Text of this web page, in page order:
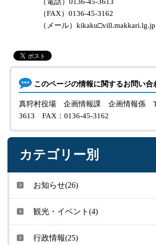
（FAX）0136-45-3162
（メール）kikaku□vill.makkari.lg.jp
このページの情報に関するお問い合
真狩村役場 企画情報課 企画情報係
3613
FAX：0136-45-3162
カテゴリー別
お知らせ(26)
観光・イベント(4)
行政情報(25)